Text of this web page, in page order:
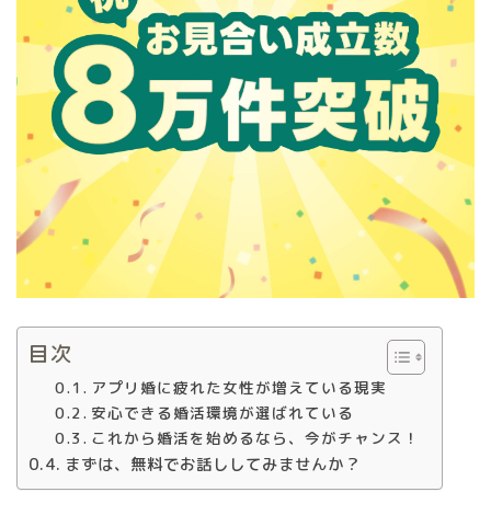
目次
アプリ婚に疲れた女性が増えている現実
安心できる婚活環境が選ばれている
これから婚活を始めるなら、今がチャンス！
まずは、無料でお話ししてみませんか？